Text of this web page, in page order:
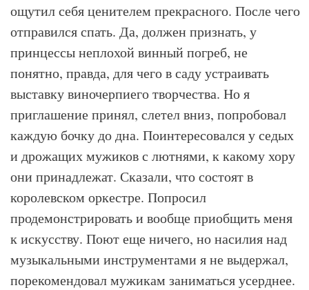
ощутил себя ценителем прекрасного. После чего
отправился спать. Да, должен признать, у
принцессы неплохой винный погреб, не
понятно, правда, для чего в саду устраивать
выставку виночерпиего творчества. Но я
приглашение принял, слетел вниз, попробовал
каждую бочку до дна. Поинтересовался у седых
и дрожащих мужиков с лютнями, к какому хору
они принадлежат. Сказали, что состоят в
королевском оркестре. Попросил
продемонстрировать и вообще приобщить меня
к искусству. Поют еще ничего, но насилия над
музыкальными инструментами я не выдержал,
порекомендовал мужикам заниматься усерднее.